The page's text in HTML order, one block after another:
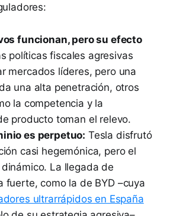
funcionan, pero su efecto
políticas fiscales agresivas
mercados líderes, pero una
una alta penetración, otros
la competencia y la
producto toman el relevo.
es perpetuo: Tesla disfrutó
casi hegemónica, pero el
La llegada de
fuerte, como la de BYD –cuya
ultrarrápidos en España